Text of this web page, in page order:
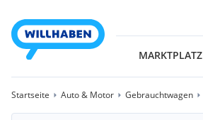
MARKTPLATZ
Startseite Auto & Motor Gebrauchtwagen